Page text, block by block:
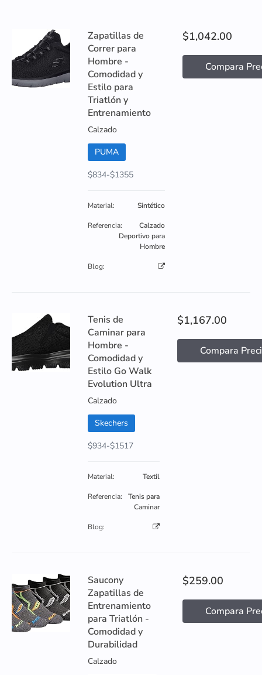
Zapatillas de
Correr para
Hombre -
Comodidad y
Estilo para
Triatlón y
Entrenamiento
Calzado
PUMA
$834-$1355
Material: Sintético
Referencia:
Calzado
Deportivo para
Hombre
Blog:
$1,042.00
Compara
Tenis de
Caminar para
Hombre -
Comodidad y
Estilo Go Walk
Evolution Ultra
Calzado
Skechers
$934-$1517
Material: Textil
Referencia:
Tenis para
Caminar
Blog:
$1,167.00
Compara
Saucony
Zapatillas de
Entrenamiento
para Triatlón -
Comodidad y
Durabilidad
Calzado
$259.00
Compara